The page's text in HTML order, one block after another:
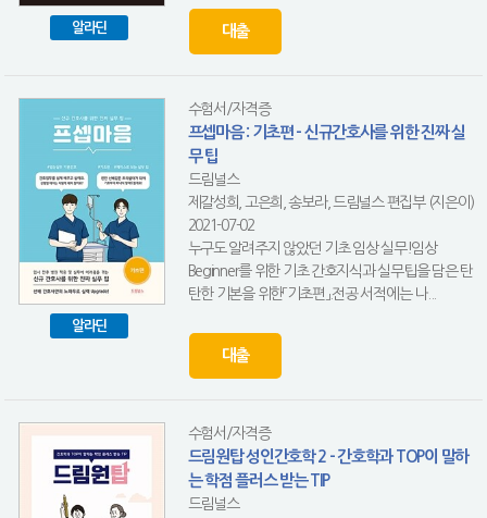
알라딘 대출
알라딘
수험서/자격증
프셉마음 : 기초편 - 신규간호사를 위한 진짜 실
무 팁
드림널스
제갈성희, 고은희, 송보라, 드림널스 편집부 (지은이)
2021-07-02
누구도 알려주지 않았던 기초 임상 실무!임상
Beginner를 위한 기초 간호지식과 실무팁을 담은 탄
탄한 기본을 위한「기초편」.전공 서적에는 나...
대출
수험서/자격증
드림원탑 성인간호학 2 - 간호학과 TOP이 말하
는 학점 플러스 받는 TIP
드림널스